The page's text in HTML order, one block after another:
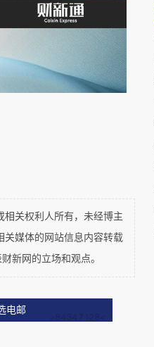
关权利人所有，未经博主
关媒体的网站信息内容转载
新网的立场和观点。
电邮